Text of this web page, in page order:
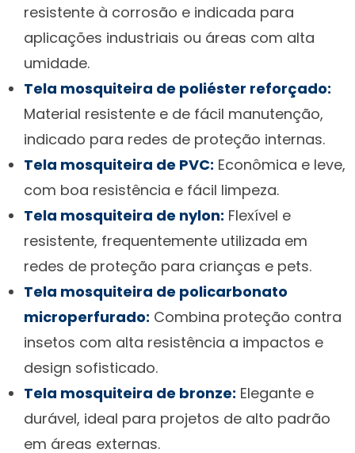
resistente à corrosão e indicada para
aplicações industriais ou áreas com alta
umidade.
Tela mosquiteira de poliéster reforçado:
Material resistente e de fácil manutenção,
indicado para redes de proteção internas.
Tela mosquiteira de PVC: Econômica e leve,
com boa resistência e fácil limpeza.
Tela mosquiteira de nylon: Flexível e
resistente, frequentemente utilizada em
redes de proteção para crianças e pets.
Tela mosquiteira de policarbonato
microperfurado: Combina proteção contra
insetos com alta resistência a impactos e
design sofisticado.
Tela mosquiteira de bronze: Elegante e
durável, ideal para projetos de alto padrão
em áreas externas.